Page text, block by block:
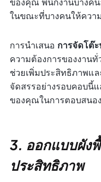
ของคุณ พนักงานบางค
ในขณะที่บางคนให้คว
การนำเสนอ การจัดโต๊
ความต้องการของงาน
ช่วยเพิ่มประสิทธิภาพแ
จัดสรรอย่างรอบคอบนี้
ของคุณในการตอบสนอ
3. ออกแบบผัง
ประสิทธิภาพ